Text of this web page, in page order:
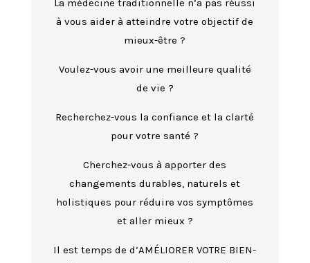
La médecine traditionnelle n’a pas réussi
à vous aider à atteindre votre objectif de
mieux-être ?
Voulez-vous avoir une meilleure qualité
de vie ?
Recherchez-vous la confiance et la clarté
pour votre santé ?
Cherchez-vous à apporter des
changements durables, naturels et
holistiques pour réduire vos symptômes
et aller mieux ?
Il est temps de d’AMÉLIORER VOTRE BIEN-